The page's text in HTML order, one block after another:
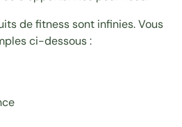
de fitness sont infinies. Vous
ci-dessous :